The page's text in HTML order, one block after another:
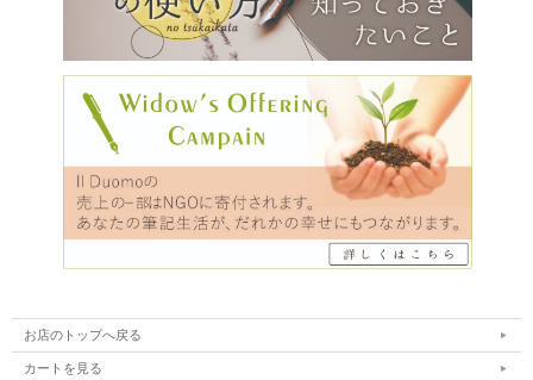
お店のトップへ戻る
カートを見る